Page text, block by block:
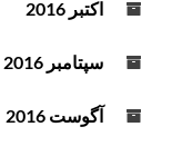
اکتبر 2016
سپتامبر 2016
آگوست 2016